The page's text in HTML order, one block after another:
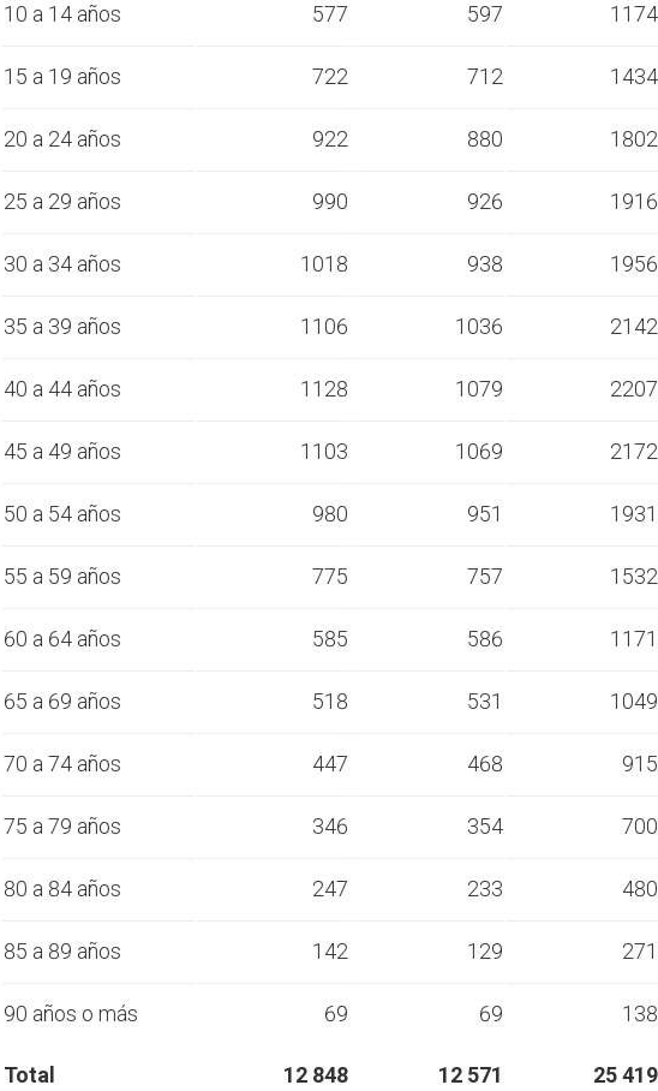
10 a 14 años 577 597 1174
15 a 19 años 722 712 1434
20 a 24 años 922 880 1802
25 a 29 años 990 926 1916
30 a 34 años 1018 938 1956
35 a 39 años 1106 1036 2142
40 a 44 años 1128 1079 2207
45 a 49 años 1103 1069 2172
50 a 54 años 980 951 1931
55 a 59 años 775 757 1532
60 a 64 años 585 586 1171
65 a 69 años 518 531 1049
70 a 74 años 447 468 915
75 a 79 años 346 354 700
80 a 84 años 247 233 480
85 a 89 años 142 129 271
90 años o más 69 69 138
Total 12 848 12 571 25 419